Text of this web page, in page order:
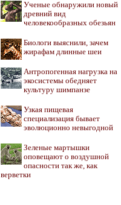
Ученые обнаружили новый
древний вид
человекообразных обезьян
Биологи выяснили, зачем
жирафам длинные шеи
Антропогенная нагрузка на
экосистемы обедняет
культуру шимпанзе
Узкая пищевая
специализация бывает
эволюционно невыгодной
Зеленые мартышки
оповещают о воздушной
опасности так же, как
верветки